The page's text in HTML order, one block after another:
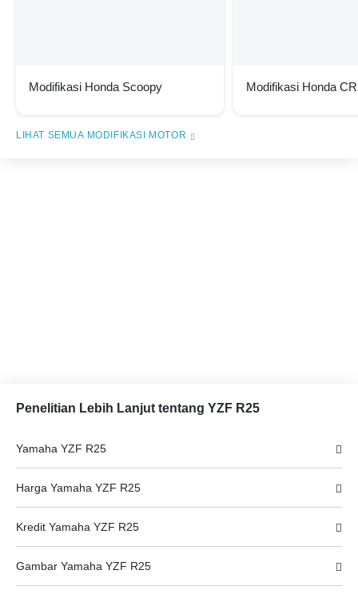
Modifikasi Honda Scoopy Modifikasi Honda
MODIFIKASI MOTOR
Penelitian Lebih Lanjut tentang YZF R25
Yamaha YZF R25
Harga Yamaha YZF R25
Kredit Yamaha YZF R25
Gambar Yamaha YZF R25